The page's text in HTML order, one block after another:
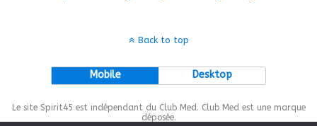
Back to top
Mobile Desktop
Le site Spirit45 est indépendant du Club Med. Club Med est une marque
déposée.